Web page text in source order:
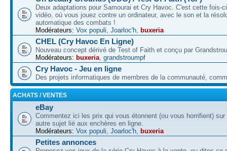
Deux adaptations pour Samourai et Cry Havoc. C'est cette fois-
vidéo, où vous jouez contre un ordinateur, avec le son et la
automatique des combats !
Modérateurs: Vox populi, Joarloc'h, buxeria
CHEL (Cry Havoc En Ligne)
Nouveau concept dérivé de Test of Faith et conçu par
Modérateurs: buxeria, grandstroumpf
Cry Havoc - Jeu en ligne
Des projets informatiques de membres de la communauté,
ACHATS / VENTES
eBay
Commentez ici les prix qui vous étonnent (ou vous horrifient)
autre sujet lié aux enchères en ligne.
Modérateurs: Vox populi, Joarloc'h, buxeria
Petites annonces